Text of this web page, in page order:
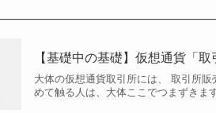
【基礎中の基礎】仮想通貨「
大体の仮想通貨取引所には、 取引所
めて触る人は、大体ここでつまずきま